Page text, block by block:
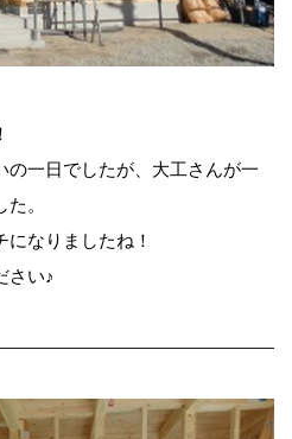
の一日でしたが、大工さんが一
。
なりましたね！
さい♪